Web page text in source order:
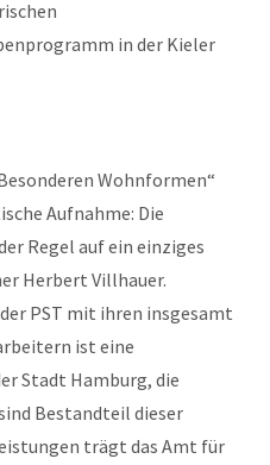
in der Kieler
Wohnformen“
Aufnahme: Die
Regel auf ein einziges
Herbert Villhauer.
PST mit ihren insgesamt
ist eine
Stadt Hamburg, die
Bestandteil dieser
trägt das Amt für